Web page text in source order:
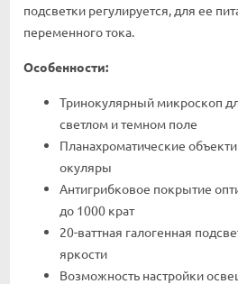
подсветки регулируется, для ее
переменного тока.
Особенности:
Тринокулярный микроскоп
светлом и темном поле
Планахроматические
окуляры
Антигрибковое покрытие
до 1000 крат
20-ваттная галогенная
яркости
Возможность настройки